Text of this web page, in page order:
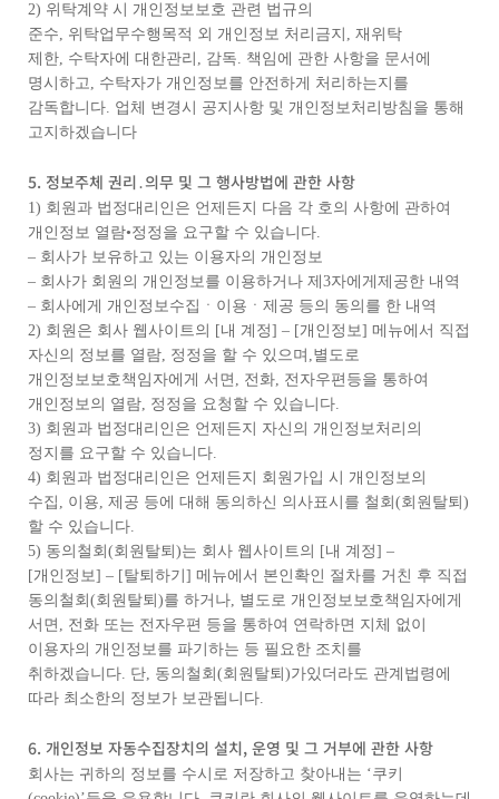
2) 위탁계약 시 개인정보보호 관련 법규의
준수, 위탁업무수행목적 외 개인정보 처리금지, 재위탁
제한, 수탁자에 대한관리, 감독. 책임에 관한 사항을 문서에
명시하고, 수탁자가 개인정보를 안전하게 처리하는지를
감독합니다. 업체 변경시 공지사항 및 개인정보처리방침을 통해
고지하겠습니다
5. 정보주체 권리․의무 및 그 행사방법에 관한 사항
1) 회원과 법정대리인은 언제든지 다음 각 호의 사항에 관하여
개인정보 열람•정정을 요구할 수 있습니다.
– 회사가 보유하고 있는 이용자의 개인정보
– 회사가 회원의 개인정보를 이용하거나 제3자에게제공한 내역
– 회사에게 개인정보수집ㆍ이용ㆍ제공 등의 동의를 한 내역
2) 회원은 회사 웹사이트의 [내 계정] – [개인정보] 메뉴에서 직접
자신의 정보를 열람, 정정을 할 수 있으며,별도로
개인정보보호책임자에게 서면, 전화, 전자우편등을 통하여
개인정보의 열람, 정정을 요청할 수 있습니다.
3) 회원과 법정대리인은 언제든지 자신의 개인정보처리의
정지를 요구할 수 있습니다.
4) 회원과 법정대리인은 언제든지 회원가입 시 개인정보의
수집, 이용, 제공 등에 대해 동의하신 의사표시를 철회(회원탈퇴)
할 수 있습니다.
5) 동의철회(회원탈퇴)는 회사 웹사이트의 [내 계정] –
[개인정보] – [탈퇴하기] 메뉴에서 본인확인 절차를 거친 후 직접
동의철회(회원탈퇴)를 하거나, 별도로 개인정보보호책임자에게
서면, 전화 또는 전자우편 등을 통하여 연락하면 지체 없이
이용자의 개인정보를 파기하는 등 필요한 조치를
취하겠습니다. 단, 동의철회(회원탈퇴)가있더라도 관계법령에
따라 최소한의 정보가 보관됩니다.
6. 개인정보 자동수집장치의 설치, 운영 및 그 거부에 관한 사항
회사는 귀하의 정보를 수시로 저장하고 찾아내는 ‘쿠키